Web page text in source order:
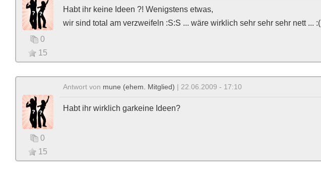
0
15
Habt ihr keine Ideen ?! Wenigstens etwas,
wir sind total am verzweifeln :S:S ... wäre wirklich sehr sehr sehr nett ... :(
0
15
Antwort von mune (ehem. Mitglied) | 22.06.2009 - 17:10
Habt ihr wirklich garkeine Ideen?